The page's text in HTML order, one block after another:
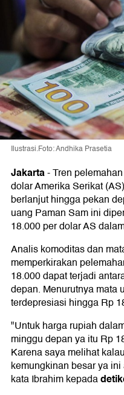
Ilustrasi.Foto: Andhika Prasetia
Jakarta-Tren
dolar Amerika Serikat
berlanjut hingga pekan
uang Paman Sam ini
18.000 per dolar AS
Analis komoditas dan
memperkirakan
18.000 dapat terjadi
depan. Menurutnya mata
terdepresiasi hingga Rp
"Untuk harga rupiah
minggu depan ya itu Rp
Karena saya melihat
kemungkinan besar ya
kata Ibrahim kepada